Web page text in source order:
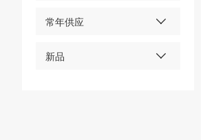
常年供应
新品